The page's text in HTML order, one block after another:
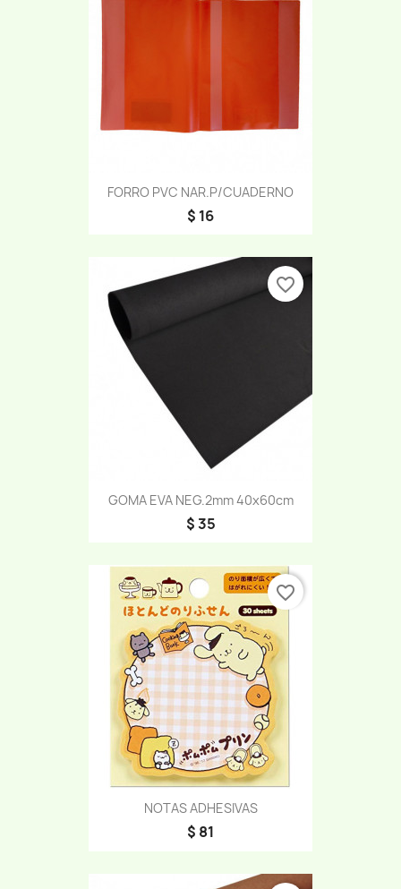
FORRO PVC NAR.P/CUADERNO
$ 16
GOMA EVA NEG.2mm 40x60cm
$ 35
favorite_border
NOTAS ADHESIVAS
$ 81
favorite_border